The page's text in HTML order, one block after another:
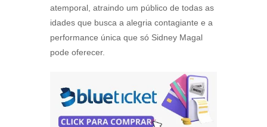
atemporal, atraindo um público de todas as
idades que busca a alegria contagiante e a
performance única que só Sidney Magal
pode oferecer.